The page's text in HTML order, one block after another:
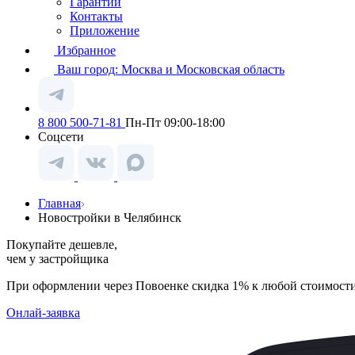
Контакты
Приложение
Избранное
Ваш город: Москва и Московская область
8 800 500-71-81 Пн-Пт 09:00-18:00
Соцсети
Главная
Новостройки в Челябинск
Покупайте дешевле,
чем у застройщика
При оформлении через Повоенке скидка 1% к любой
Онлай-заявка